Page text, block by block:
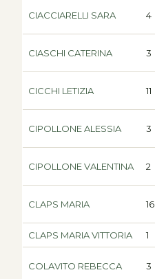
CIACCIARELLI SARA 4
CIASCHI CATERINA 3
CICCHI LETIZIA 11
CIPOLLONE ALESSIA 3
CIPOLLONE VALENTINA 2
CLAPS MARIA 16
CLAPS MARIA VITTORIA 1
COLAVITO REBECCA 3